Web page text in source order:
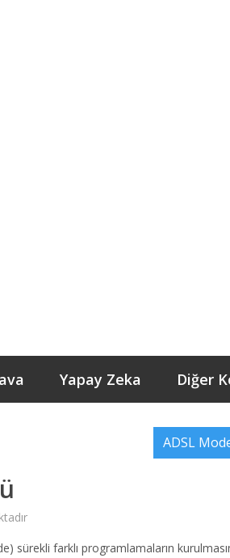
Yapay Zeka Diğer
ADSL
sürekli farklı programlamaların